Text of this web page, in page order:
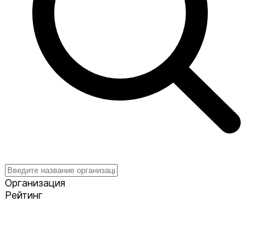
Организация
Рейтинг